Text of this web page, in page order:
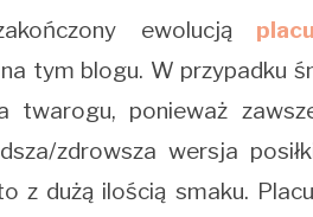
ewolucją
tym blogu. W przypadku
twarogu, ponieważ
zdrowsza wersja
z dużą ilością smaku.